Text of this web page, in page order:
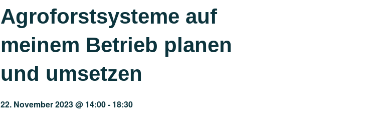
Agroforstsysteme auf
meinem Betrieb planen
und umsetzen
22. November 2023 @ 14:00- 18:30